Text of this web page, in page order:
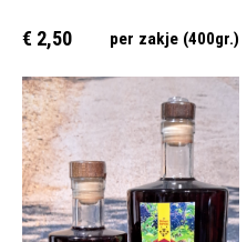
€ 2,50 per zakje (400gr.)